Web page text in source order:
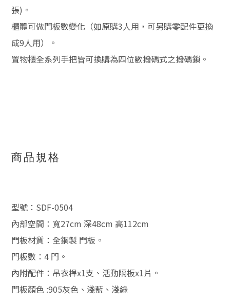
張)。
櫃體可做門板數變化（如原購3人用，可另購零配件更換
成9人用）。
置物櫃全系列手把皆可換購為四位數撥碼式之撥碼鎖。
商品規格
型號：SDF-0504
內部空間：寬27cm 深48cm 高112cm
門板材質：全鋼製 門板。
門板數：4 門。
內附配件：吊衣桿x1支、活動隔板x1片。
門板顏色 :905灰色、淺藍、淺綠